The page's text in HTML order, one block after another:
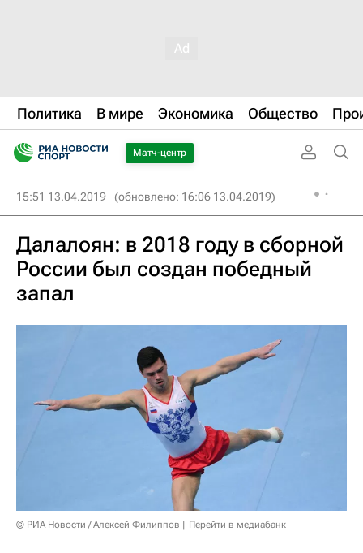
Политика В мире Экономика Общество
Матч-центр
15:51 13.04.2019 (обновлено: 16:06 13.04.2019)
Далалоян: в 2018 году в сборной
России был создан победный
запал
© РИА Новости / Алексей Филиппов Перейти в медиабанк